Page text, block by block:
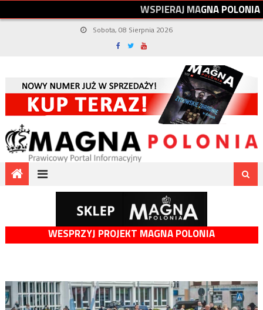
WSPIERAJMAGNAPOLONIA
Sobota, 08 Sierpnia 2026
WESPRZYJ PROJEKT MAGNA POLONIA